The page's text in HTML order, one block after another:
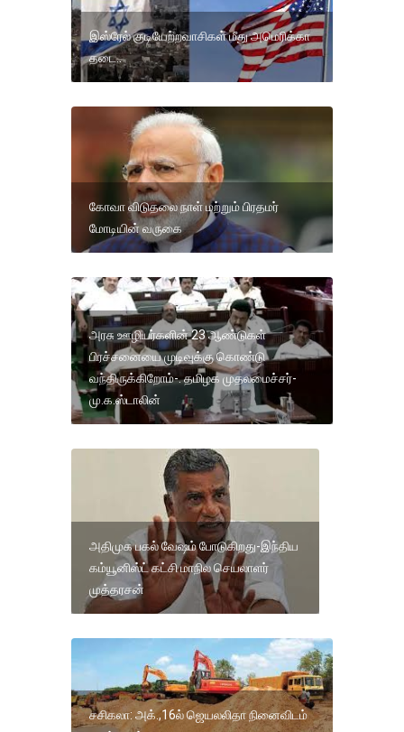
இஸ்ரேல் குடியேற்றவாசிகள் மீது அமெரிக்கா
தடை..
கோவா விடுதலை நாள் மற்றும் பிரதமர்
மோடியின் வருகை
அரசு ஊழியர்களின் 23 ஆண்டுகள்
பிரச்சனையை முடிவுக்கு கொண்டு
வந்திருக்கிறோம்-. தமிழக முதலமைச்சர்-
மு.க.ஸ்டாலின்
அதிமுக பகல் வேஷம் போடுகிறது-இந்திய
கம்யூனிஸ்ட் கட்சி மாநில செயலாளர்
முத்தரசன்
சசிகலா: அக்.,16ல் ஜெயலலிதா நினைவிடம்